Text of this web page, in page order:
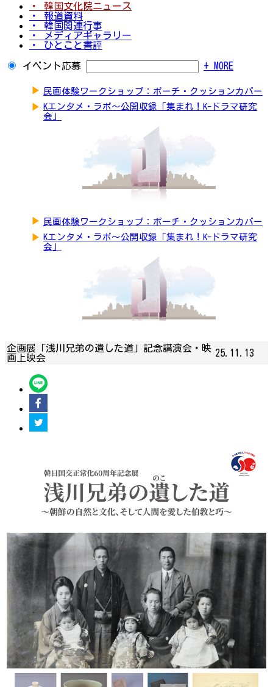
・ 韓国文化院ニュース
・ 報道資料
・ 韓国関連行事
・ メディアギャラリー
・ ひとこと書評
イベント応募 + MORE
▶ 民画体験ワークショップ：ポーチ・クッションカバー
▶ Kエンタメ・ラボ～公開収録「集まれ！K-ドラマ研究
会」
▶ 民画体験ワークショップ：ポーチ・クッションカバー
▶ Kエンタメ・ラボ～公開収録「集まれ！K-ドラマ研究
会」
企画展「浅川兄弟の遺した道」記念講演会・映
画上映会
25.11.13